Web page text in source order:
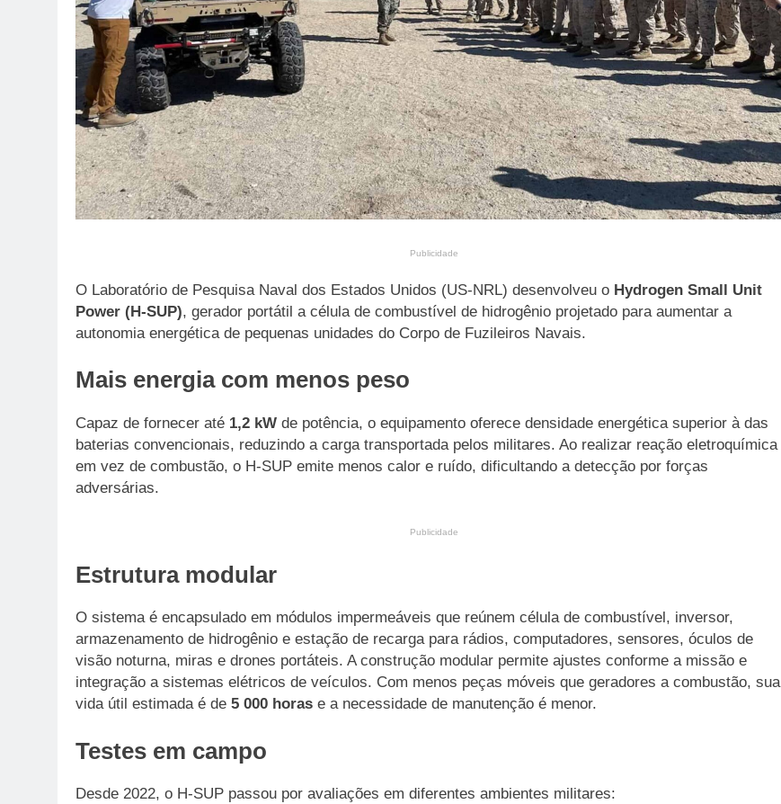
Publicidade
O Laboratório de Pesquisa Naval dos Estados Unidos (US-NRL) desenvolveu o Hydrogen Small Unit
Power (H-SUP), gerador portátil a célula de combustível de hidrogênio projetado para aumentar a
autonomia energética de pequenas unidades do Corpo de Fuzileiros Navais.
Mais energia com menos peso
Capaz de fornecer até 1,2 kW de potência, o equipamento oferece densidade energética superior à das
baterias convencionais, reduzindo a carga transportada pelos militares. Ao realizar reação eletroquímica
em vez de combustão, o H-SUP emite menos calor e ruído, dificultando a detecção por forças
adversárias.
Publicidade
Estrutura modular
O sistema é encapsulado em módulos impermeáveis que reúnem célula de combustível, inversor,
armazenamento de hidrogênio e estação de recarga para rádios, computadores, sensores, óculos de
visão noturna, miras e drones portáteis. A construção modular permite ajustes conforme a missão e
integração a sistemas elétricos de veículos. Com menos peças móveis que geradores a combustão, sua
vida útil estimada é de 5 000 horas e a necessidade de manutenção é menor.
Testes em campo
Desde 2022, o H-SUP passou por avaliações em diferentes ambientes militares: